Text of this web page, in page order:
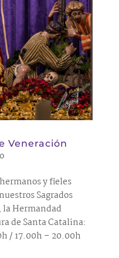
Veneración
y fieles
Sagrados
la Hermandad
de Santa Catalina:
/ 17.00h – 20.00h